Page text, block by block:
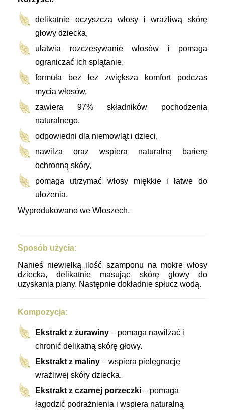
delikatnie oczyszcza włosy i wrażliwą skórę
głowy dziecka,
ułatwia rozczesywanie włosów i pomaga
ograniczać ich splątanie,
formuła bez łez zwiększa komfort podczas
mycia włosów,
zawiera 97% składników pochodzenia
naturalnego,
odpowiedni dla niemowląt i dzieci,
nawilża oraz wspiera naturalną barierę
ochronną skóry,
pomaga utrzymać włosy miękkie i łatwe do
ułożenia.
Wyprodukowano we Włoszech.
Sposób użycia:
Nanieś niewielką ilość szamponu na mokre włosy
dziecka, delikatnie masując skórę głowy do
uzyskania piany. Następnie dokładnie spłucz wodą.
Kompozycja:
Ekstrakt z żurawiny – pomaga nawilżać i
chronić delikatną skórę głowy.
Ekstrakt z maliny – wspiera pielęgnację
wrażliwej skóry dziecka.
Ekstrakt z czarnej porzeczki – pomaga
łagodzić podrażnienia i wspiera naturalną